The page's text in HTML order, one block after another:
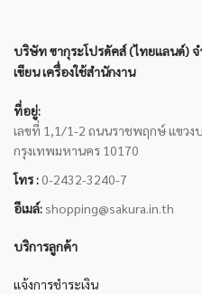
บริษัท ซากุระโปรดัคส์ (ไทยแลนด์)
เขียน เครื่องใช้สำนักงาน
ที่อยู่:
เลขที่ 1,1/1-2 ถนนราชพฤกษ์ แขวง
กรุงเทพมหานคร 10170
โทร : 0-2432-3240-7
อีเมล์: shopping@sakura.in.th
บริการลูกค้า
แจ้งการชำระเงิน